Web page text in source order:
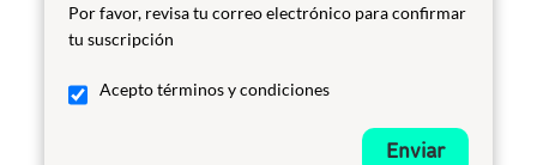
Por favor, revisa tu correo electrónico para confirmar
tu suscripción
Acepto términos y condiciones
Enviar